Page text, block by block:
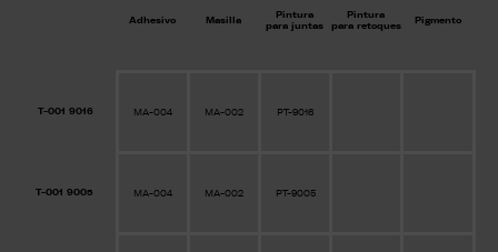
Adhesivo Masilla
Pintura
para juntas
Pintura
para retoques
Pigmento
T-001 9016 MA-004 MA-002 PT-9016
T-001 9005 MA-004 MA-002 PT-9005